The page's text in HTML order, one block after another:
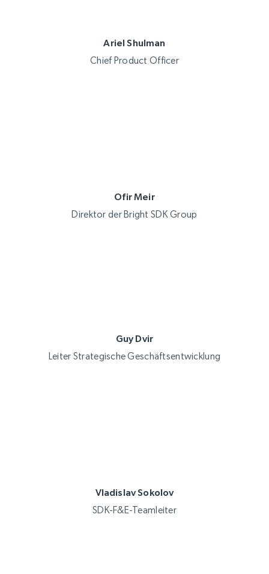
Ariel Shulman
Chief Product Officer
Ofir Meir
Direktor der Bright SDK Group
Guy Dvir
Leiter Strategische Geschäftsentwicklung
Vladislav Sokolov
SDK-F&E-Teamleiter